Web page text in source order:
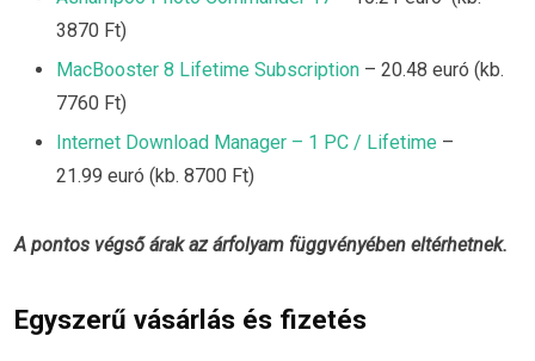
3870 Ft)
MacBooster 8 Lifetime Subscription – 20.48 euró (kb.
7760 Ft)
Internet Download Manager – 1 PC / Lifetime –
21.99 euró (kb. 8700 Ft)
A pontos végső árak az árfolyam függvényében eltérhetnek.
Egyszerű vásárlás és fizetés